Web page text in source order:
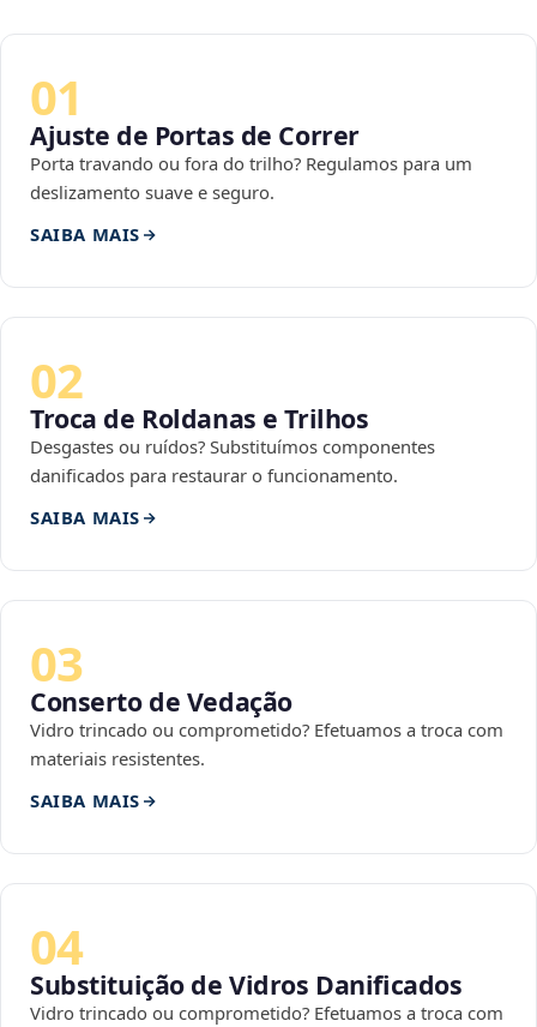
01
Ajuste de Portas de Correr
Porta travando ou fora do trilho? Regulamos para um
deslizamento suave e seguro.
SAIBA MAIS
02
Troca de Roldanas e Trilhos
Desgastes ou ruídos? Substituímos componentes
danificados para restaurar o funcionamento.
SAIBA MAIS
03
Conserto de Vedação
Vidro trincado ou comprometido? Efetuamos a troca com
materiais resistentes.
SAIBA MAIS
04
Substituição de Vidros Danificados
Vidro trincado ou comprometido? Efetuamos a troca com